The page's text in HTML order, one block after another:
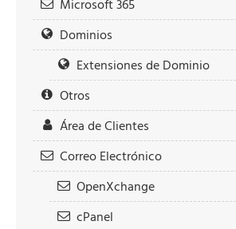
Microsoft 365
Dominios
Extensiones de Dominio
Otros
Área de Clientes
Correo Electrónico
OpenXchange
cPanel